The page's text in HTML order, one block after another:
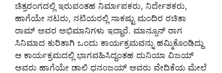
ಚಿತ್ರರಂಗದಲ್ಲಿ ಇರುವಂತಹ ನಿರ್ಮಾಪಕರು, ನಿರ್ದೇಶಕರು,
ಹಾಗೆಯೇ ನಟರು, ನಟಿಯರಲ್ಲಿ ಸಾಕಷ್ಟು ಮಂದಿರ ರಚಿತಾ
ರಾಮ್ ಅವರ ಅಭಿಮಾನಿಗಳು ಇದ್ದಾರೆ. ಮಾನ್ಸೂನ್ ರಾಗ
ಸಿನಿಮಾದ ಕುರಿತಾಗಿ ಒಂದು ಕಾರ್ಯಕ್ರಮವನ್ನು ಹಮ್ಮಿಕೊಂಡಿದ್ದು
ಆ ಕಾರ್ಯಕ್ರಮದಲ್ಲಿ ಭಾಗವಹಿಸಿದ್ದಂತಹ ದುನಿಯಾ ವಿಜಯ್
ಅವರು ಹಾಗೆಯೇ ಡಾಲಿ ಧನಂಜಯ್ ಅವರು ವೇದಿಕೆಯ ಮೇಲೆ